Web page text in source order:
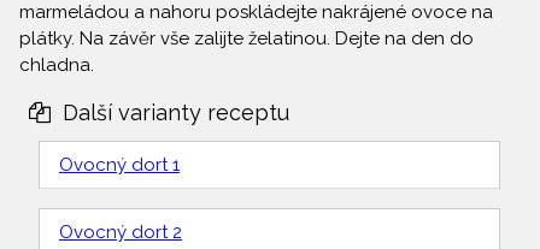
marmeládou a nahoru poskládejte nakrájené ovoce na
plátky. Na závěr vše zalijte želatinou. Dejte na den do
chladna.
Další varianty receptu
Ovocný dort 1
Ovocný dort 2